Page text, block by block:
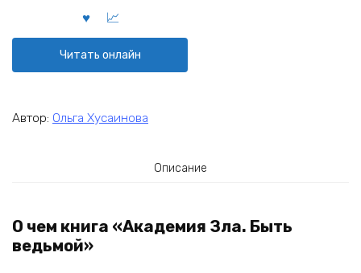
Читать онлайн
Автор: Ольга Хусаинова
Описание
О чем книга «Академия Зла. Быть
ведьмой»